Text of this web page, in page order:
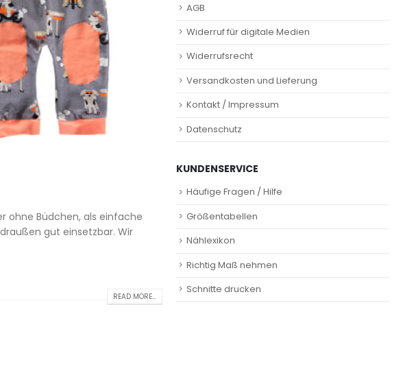
ohne Büdchen, als einfache
gut einsetzbar. Wir
READ MORE...
AGB
Widerruf für digitale Medien
Widerrufsrecht
Versandkosten und Lieferung
Kontakt / Impressum
Datenschutz
KUNDENSERVICE
Häufige Fragen / Hilfe
Größentabellen
Nählexikon
Richtig Maß nehmen
Schnitte drucken